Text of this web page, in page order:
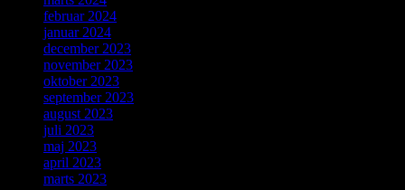
februar 2024
januar 2024
december 2023
november 2023
oktober 2023
september 2023
august 2023
juli 2023
maj 2023
april 2023
marts 2023